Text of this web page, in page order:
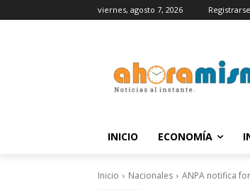
viernes, agosto 7, 2026
INICIO ECONOMÍA
Inicio Nacionales ANPA notifica